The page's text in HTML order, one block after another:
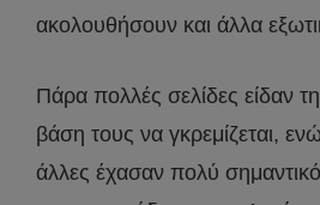
ακολουθήσουν και άλλα
Πάρα πολλές σελίδες είδαν
βάση τους να γκρεμίζεται,
άλλες έχασαν πολύ